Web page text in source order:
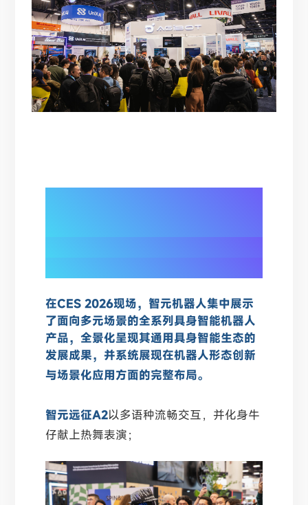
在CES 2026现场，智元机器人集中展示
了面向多元场景的全系列具身智能机器人
产品，全景化呈现其通用具身智能生态的
发展成果，并系统展现在机器人形态创新
与场景化应用方面的完整布局。
智元远征A2以多语种流畅交互，并化身牛
仔献上热舞表演；